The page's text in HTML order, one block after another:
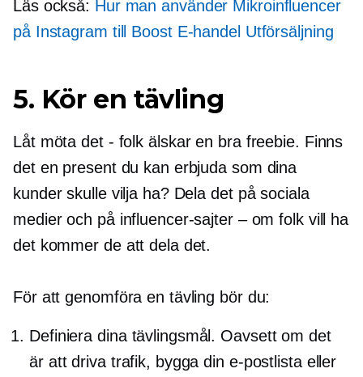
Läs också: Hur man använder Mikroinfluencer
på Instagram till Boost E-handel Utförsäljning
5. Kör en tävling
Låt möta det - folk älskar en bra freebie. Finns
det en present du kan erbjuda som dina
kunder skulle vilja ha? Dela det på sociala
medier och på influencer-sajter – om folk vill ha
det kommer de att dela det.
För att genomföra en tävling bör du:
Definiera dina tävlingsmål. Oavsett om det
är att driva trafik, bygga din e-postlista eller